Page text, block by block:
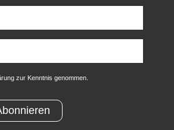
zur Kenntnis genommen.